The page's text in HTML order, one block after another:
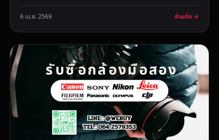
6 เม.ย. 2569 อ่านต่อ →